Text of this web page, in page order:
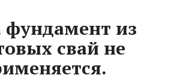
фундамент из
свай не